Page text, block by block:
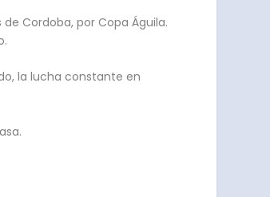
Cordoba, por Copa Águila.
la lucha constante en